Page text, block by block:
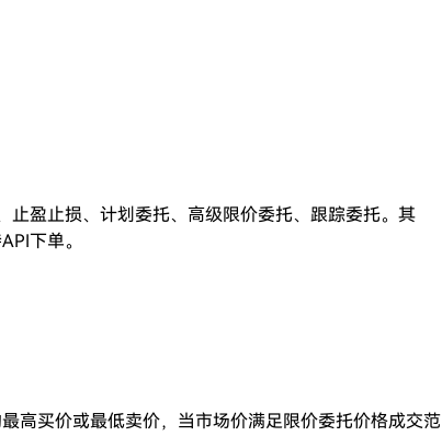
盈止损、计划委托、高级限价委托、跟踪委托。其
下单。
高买价或最低卖价，当市场价满足限价委托价格成交范